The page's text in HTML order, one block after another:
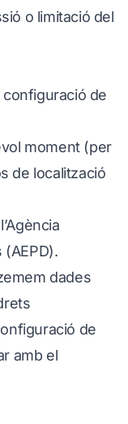
o limitació del
configuració de
moment (per
de localització
dades
de
amb el